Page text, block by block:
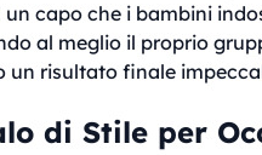
capo che i bambini
al meglio il proprio
un risultato finale
di Stile per